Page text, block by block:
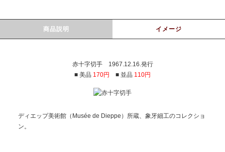
商品説明 イメージ
赤十字切手 1967.12.16.発行
■ 美品 170円 ■ 並品 110円
ディエップ美術館（Musée de Dieppe）所蔵、象牙細工のコレクショ
ン。